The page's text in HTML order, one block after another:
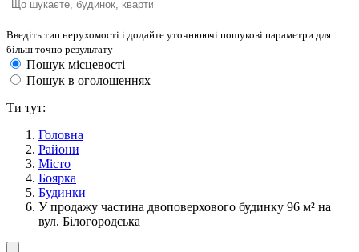
Введіть тип нерухомості і додайте уточнюючі пошукові параметри для
більш точно результату
Пошук місцевості
Пошук в оголошеннях
Ти тут:
Головна
Райони
Місто
Боярка
Будинки
У продажу частина двоповерхового будинку 96 м² на
вул. Білогородська